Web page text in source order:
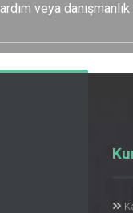
veya